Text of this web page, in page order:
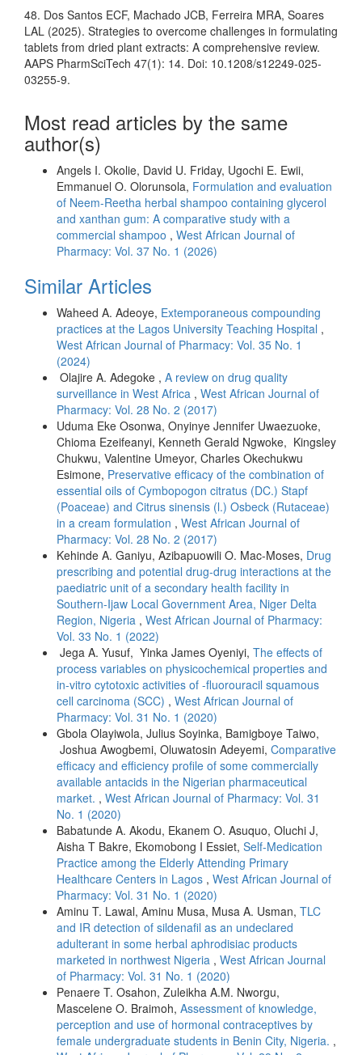
48. Dos Santos ECF, Machado JCB, Ferreira MRA, Soares
LAL (2025). Strategies to overcome challenges in formulating
tablets from dried plant extracts: A comprehensive review.
AAPS PharmSciTech 47(1): 14. Doi: 10.1208/s12249-025-
03255-9.
Most read articles by the same
author(s)
Angels I. Okolie, David U. Friday, Ugochi E. Ewii,
Emmanuel O. Olorunsola, Formulation and evaluation
of Neem-Reetha herbal shampoo containing glycerol
and xanthan gum: A comparative study with a
commercial shampoo , West African Journal of
Pharmacy: Vol. 37 No. 1 (2026)
Similar Articles
Waheed A. Adeoye, Extemporaneous compounding
practices at the Lagos University Teaching Hospital ,
West African Journal of Pharmacy: Vol. 35 No. 1
(2024)
Olajire A. Adegoke , A review on drug quality
surveillance in West Africa , West African Journal of
Pharmacy: Vol. 28 No. 2 (2017)
Uduma Eke Osonwa, Onyinye Jennifer Uwaezuoke,
Chioma Ezeifeanyi, Kenneth Gerald Ngwoke, Kingsley
Chukwu, Valentine Umeyor, Charles Okechukwu
Esimone, Preservative efficacy of the combination of
essential oils of Cymbopogon citratus (DC.) Stapf
(Poaceae) and Citrus sinensis (l.) Osbeck (Rutaceae)
in a cream formulation , West African Journal of
Pharmacy: Vol. 28 No. 2 (2017)
Kehinde A. Ganiyu, Azibapuowili O. Mac-Moses, Drug
prescribing and potential drug-drug interactions at the
paediatric unit of a secondary health facility in
Southern-Ijaw Local Government Area, Niger Delta
Region, Nigeria , West African Journal of Pharmacy:
Vol. 33 No. 1 (2022)
Jega A. Yusuf, Yinka James Oyeniyi, The effects of
process variables on physicochemical properties and
in-vitro cytotoxic activities of -fluorouracil squamous
cell carcinoma (SCC) , West African Journal of
Pharmacy: Vol. 31 No. 1 (2020)
Gbola Olayiwola, Julius Soyinka, Bamigboye Taiwo,
Joshua Awogbemi, Oluwatosin Adeyemi, Comparative
efficacy and efficiency profile of some commercially
available antacids in the Nigerian pharmaceutical
market. , West African Journal of Pharmacy: Vol. 31
No. 1 (2020)
Babatunde A. Akodu, Ekanem O. Asuquo, Oluchi J,
Aisha T Bakre, Ekomobong I Essiet, Self-Medication
Practice among the Elderly Attending Primary
Healthcare Centers in Lagos , West African Journal of
Pharmacy: Vol. 31 No. 1 (2020)
Aminu T. Lawal, Aminu Musa, Musa A. Usman, TLC
and IR detection of sildenafil as an undeclared
adulterant in some herbal aphrodisiac products
marketed in northwest Nigeria , West African Journal
of Pharmacy: Vol. 31 No. 1 (2020)
Penaere T. Osahon, Zuleikha A.M. Nworgu,
Mascelene O. Braimoh, Assessment of knowledge,
perception and use of hormonal contraceptives by
female undergraduate students in Benin City, Nigeria. ,